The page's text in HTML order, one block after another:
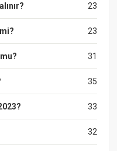
23
23
31
35
33
32